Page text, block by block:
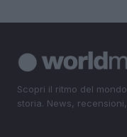
Scopri il ritmo del
storia. News,